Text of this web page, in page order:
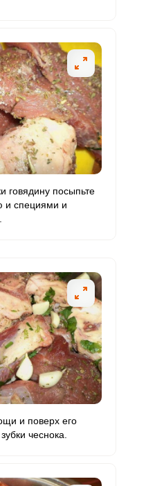
говядину посыпьте
и специями и
и поверх его
чеснока.